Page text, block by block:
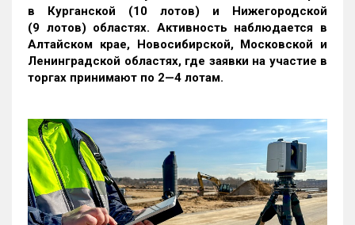
в Курганской (10 лотов) и Нижегородской
(9 лотов) областях. Активность наблюдается в
Алтайском крае, Новосибирской, Московской и
Ленинградской областях, где заявки на участие в
торгах принимают по 2—4 лотам.